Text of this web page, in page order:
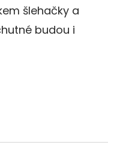
šlehačky a
budou i